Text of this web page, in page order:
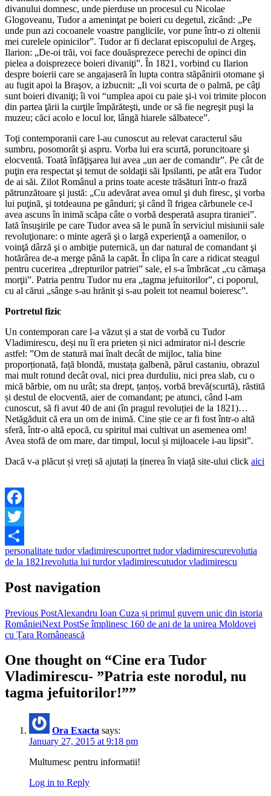
divanului domnesc, unde pierduse un procesul cu Nicolae
Glogoveanu, Tudor a ameninţat pe boieri cu degetul, zicând: „Pe
unde pun azi cocoanele voastre panglicile, vor pune într-o zi oltenii
mei curelele opinicilor”. Tudor ar fi declarat episcopului de Argeş,
Ilarion: „De-oi trăi, voi face douăsprezece perechi de opinci din
pielea a doisprezece boieri divaniţi”. În 1821, vorbind cu Ilarion
despre boierii care se angajaseră în lupta contra stăpânirii otomane şi
au fugit apoi la Braşov, a izbucnit: „Ii voi scurta de o palmă, pe câţi
sunt boieri divaniţi; îi voi “umplea apoi cu paie şi-i voi trimite plocon
din partea ţării la curţile împărăteşti, unde or să fie negreşit puşi la
muzeu; căci acolo e locul lor, lângă hiarele sălbatece”.
Toţi contemporanii care l-au cunoscut au relevat caracterul său
sumbru, posomorât şi aspru. Vorba lui era scurtă, poruncitoare şi
elocventă. Toată înfăţişarea lui avea „un aer de comandir”. Pe cât de
puţin era respectat şi temut de soldaţii săi Ipsilanti, pe atât era Tudor
de ai săi. Zilot Românul a prins toate aceste trăsături într-o frază
pătrunzătoare şi justă: „Cu adevărat avea omul şi duh firesc, şi vorba
lui puţină, şi totdeauna pe gânduri; şi când îl frigea cărbunele ce-l
avea ascuns în inimă scăpa câte o vorbă desperată asupra tiraniei”.
Iată însuşirile pe care Tudor avea să le pună în serviciul misiunii sale
revoluţionare: o minte ageră şi o largă experienţă a oamenilor, o
voinţă dârză şi o ambiţie puternică, un dar natural de comandant şi
hotărârea de-a merge până la capăt. În clipa în care a ridicat steagul
pentru cucerirea „drepturilor patriei” sale, el s-a îmbrăcat „cu cămaşa
morţii”. Patria pentru Tudor nu era „tagma jefuitorilor”, ci poporul,
cu al cărui „sânge s-au hrănit şi s-au poleit tot neamul boieresc”.
Portretul fizic
Un contemporan care l-a văzut și a stat de vorbă cu Tudor
Vladimirescu, deși nu îi era prieten și nici admirator ni-l descrie
astfel: ”Om de statură mai înalt decât de mijloc, talia bine
proporționată, față blondă, mustața galbenă, părul castaniu, obrazul
mai mult rotund decât oval, nici prea durduliu, nici prea slab, cu o
mică bărbie, om nu urât; sta drept, țanțoș, vorbă brevă(scurtă), răstită
și destul de elocventă, aier de comandant; pe atunci, când l-am
cunoscut, să fi avut 40 de ani (în pragul revoluției de la 1821)…
Netăgăduit că era un om de inimă. Cine știe ce ar fi fost într-o altă
sferă, într-o altă epocă, cu spiritul mai cultivat un asemenea om!
Avea stofă de om mare, dar timpul, locul și mijloacele i-au lipsit”.
Dacă v-a plăcut și vreți să ajutați la ținerea în viață site-ului click aici
Facebook
Twitter
Share
personalitate tudor vladimirescuportret tudor vladimirescurevolutia
de la 1821revolutia lui turdor vladimirescutudor vladimirescu
Post navigation
Previous PostAlexandru Ioan Cuza și primul guvern unic din istoria
RomânieiNext PostSe împlinesc 160 de ani de la unirea Moldovei
cu Țara Românească
One thought on “Cine era Tudor
Vladimirescu- ”Patria este norodul, nu
tagma jefuitorilor!””
Ora Exacta says:
January 27, 2015 at 9:18 pm
Multumesc pentru informatii!
Log in to Reply